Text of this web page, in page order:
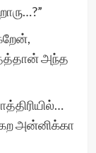
அந்த
அன்னிக்கா